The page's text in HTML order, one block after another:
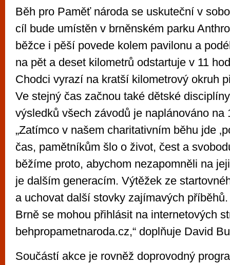
Běh pro Paměť národa se uskuteční v
cíl bude umístěn v brněnském parku
běžce i pěší povede kolem pavilonu a
na pět a deset kilometrů odstartuje v 11
Chodci vyrazí na kratší kilometrový okruh
Ve stejný čas začnou také dětské
výsledků všech závodů je naplánováno na
„Zatímco v našem charitativním běhu jde
čas, pamětníkům šlo o život, čest a
běžíme proto, abychom nezapomněli na
je dalším generacím. Výtěžek ze
a uchovat další stovky zajímavých
Brně se mohou přihlásit na internetových
behpropametnaroda.cz,“ doplňuje David
Součástí akce je rovněž doprovodný